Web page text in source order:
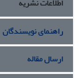
اطلاعات نشریه
راهنمای نویسندگان
ارسال مقاله